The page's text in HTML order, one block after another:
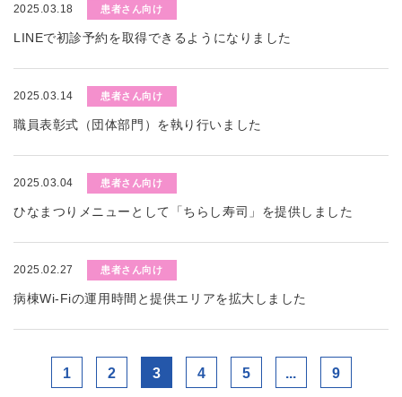
2025.03.18 患者さん向け
LINEで初診予約を取得できるようになりました
2025.03.14 患者さん向け
職員表彰式（団体部門）を執り行いました
2025.03.04 患者さん向け
ひなまつりメニューとして「ちらし寿司」を提供しました
2025.02.27 患者さん向け
病棟Wi-Fiの運用時間と提供エリアを拡大しました
1 2 3 4 5 ... 9